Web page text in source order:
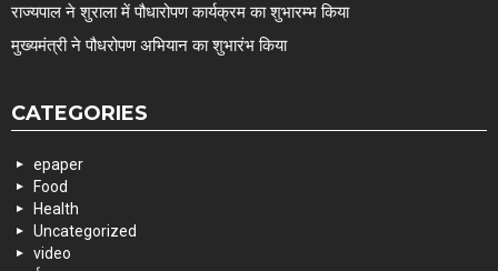
राज्यपाल ने शुराला में पौधारोपण कार्यक्रम का शुभारम्भ किया
मुख्यमंत्री ने पौधरोपण अभियान का शुभारंभ किया
CATEGORIES
epaper
Food
Health
Uncategorized
video